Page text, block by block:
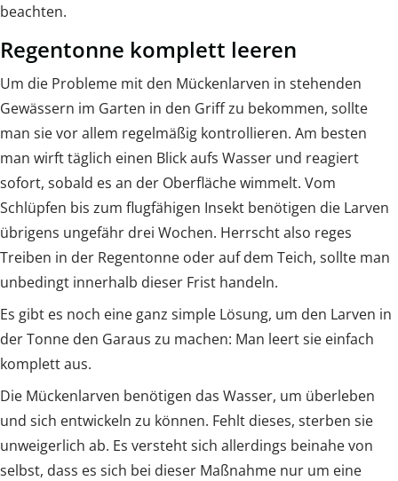
beachten.
Regentonne komplett leeren
Um die Probleme mit den Mückenlarven in stehenden
Gewässern im Garten in den Griff zu bekommen, sollte
man sie vor allem regelmäßig kontrollieren. Am besten
man wirft täglich einen Blick aufs Wasser und reagiert
sofort, sobald es an der Oberfläche wimmelt. Vom
Schlüpfen bis zum flugfähigen Insekt benötigen die Larven
übrigens ungefähr drei Wochen. Herrscht also reges
Treiben in der Regentonne oder auf dem Teich, sollte man
unbedingt innerhalb dieser Frist handeln.
Es gibt es noch eine ganz simple Lösung, um den Larven in
der Tonne den Garaus zu machen: Man leert sie einfach
komplett aus.
Die Mückenlarven benötigen das Wasser, um überleben
und sich entwickeln zu können. Fehlt dieses, sterben sie
unweigerlich ab. Es versteht sich allerdings beinahe von
selbst, dass es sich bei dieser Maßnahme nur um eine